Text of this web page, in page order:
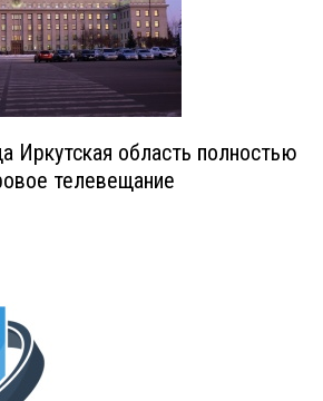
Иркутская область полностью
телевещание